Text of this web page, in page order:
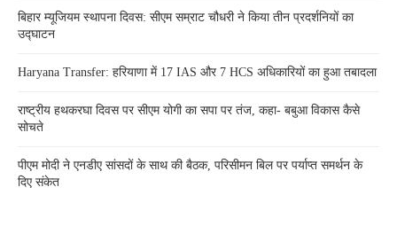
बिहार म्यूजियम स्थापना दिवस: सीएम सम्राट चौधरी ने किया तीन प्रदर्शनियों का
उद्घाटन
Haryana Transfer: हरियाणा में 17 IAS और 7 HCS अधिकारियों का हुआ तबादला
राष्ट्रीय हथकरघा दिवस पर सीएम योगी का सपा पर तंज, कहा- बबुआ विकास कैसे
सोचते
पीएम मोदी ने एनडीए सांसदों के साथ की बैठक, परिसीमन बिल पर पर्याप्त समर्थन के
दिए संकेत